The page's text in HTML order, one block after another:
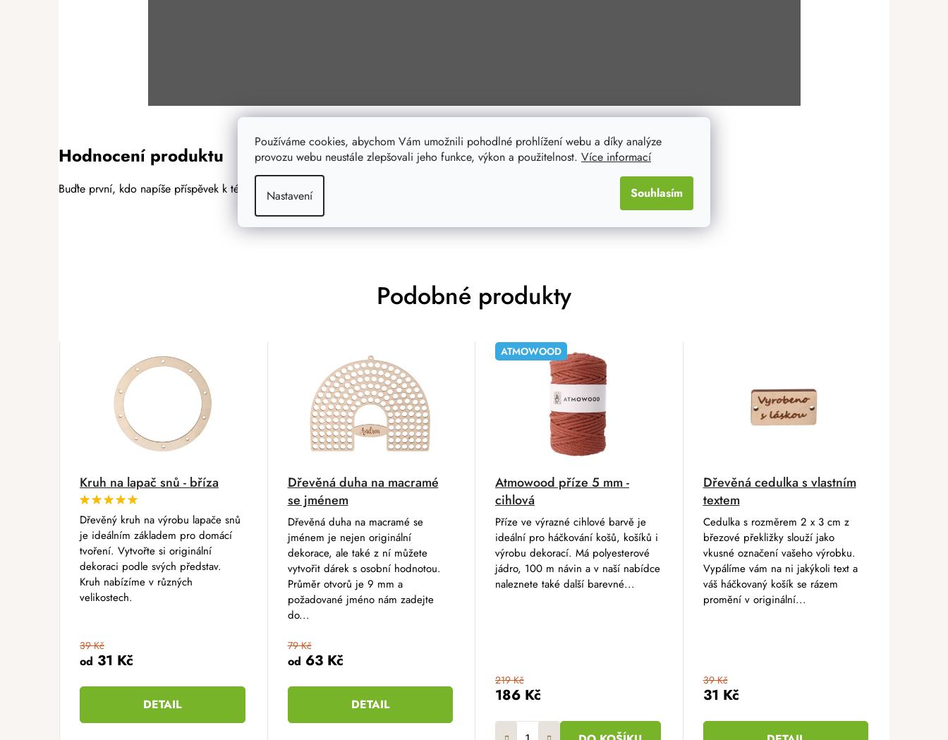
Používáme cookies, abychom Vám umožnili pohodlné prohlížení webu a díky analýze
provozu webu neustále zlepšovali jeho funkce, výkon a použitelnost. Více informací
Nastavení Souhlasím
Hodnocení produktu
Buďte první, kdo napíše příspěvek k této položce.
Podobné produkty
Kruh na lapač snů - bříza
od 31 Kč
39 Kč
DETAIL
Dřevěný kruh na výrobu lapače snů
je ideálním základem pro domácí
tvoření. Vytvořte si originální
dekoraci podle svých představ.
Kruh nabízíme v různých
velikostech.
Dřevěná duha na macramé
se jménem
od 63 Kč
79 Kč
DETAIL
Dřevěná duha na macramé se
jménem je nejen originální
dekorace, ale také z ní můžete
vytvořit dárek s osobní hodnotou.
Průměr otvorů je 9 mm a
požadované jméno nám zadejte
do...
ATMOWOOD
Atmowood příze 5 mm -
cihlová
186 Kč
219 Kč
Příze ve výrazné cihlové barvě je
ideální pro háčkování košů, košíků i
výrobu dekorací. Má polyesterové
jádro, 100 m návin a v naší nabídce
naleznete také další barevné...
Dřevěná cedulka s vlastním
textem
31 Kč
39 Kč
Cedulka s rozměrem 2 x 3 cm z
březové překližky slouží jako
vkusné označení vašeho výrobku.
Vypálíme vám na ni jakýkoli text a
váš háčkovaný košík se rázem
promění v originální...